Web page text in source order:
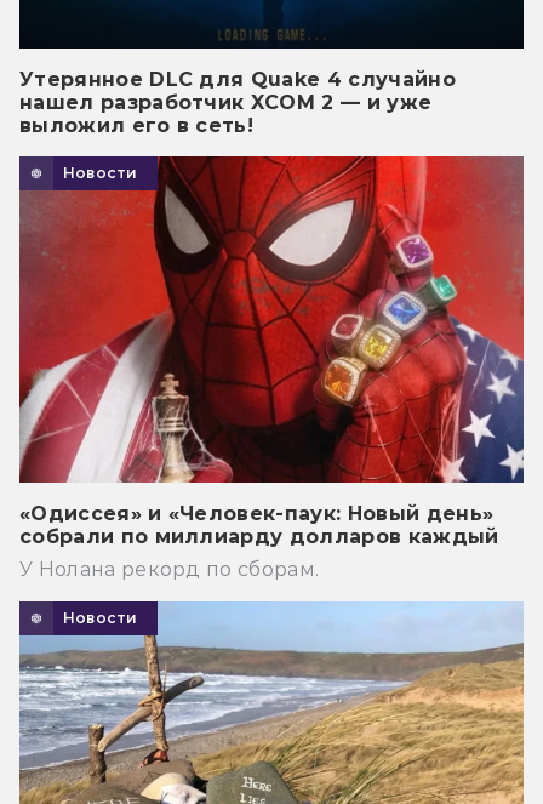
Утерянное DLC для Quake 4 случайно
нашел разработчик XCOM 2 — и уже
выложил его в сеть!
Новости
«Одиссея» и «Человек-паук: Новый день»
собрали по миллиарду долларов каждый
У Нолана рекорд по сборам.
Новости